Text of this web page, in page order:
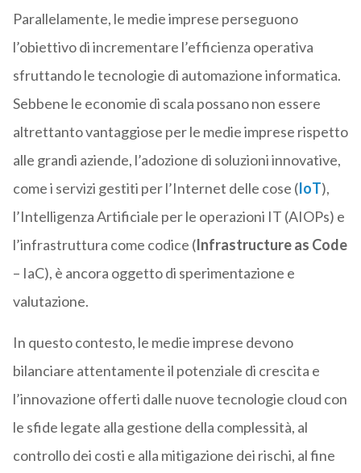
Parallelamente, le medie imprese perseguono
l’obiettivo di incrementare l’efficienza operativa
sfruttando le tecnologie di automazione informatica.
Sebbene le economie di scala possano non essere
altrettanto vantaggiose per le medie imprese rispetto
alle grandi aziende, l’adozione di soluzioni innovative,
come i servizi gestiti per l’Internet delle cose (IoT),
l’Intelligenza Artificiale per le operazioni IT (AIOPs) e
l’infrastruttura come codice (Infrastructure as Code
– IaC), è ancora oggetto di sperimentazione e
valutazione.
In questo contesto, le medie imprese devono
bilanciare attentamente il potenziale di crescita e
l’innovazione offerti dalle nuove tecnologie cloud con
le sfide legate alla gestione della complessità, al
controllo dei costi e alla mitigazione dei rischi, al fine